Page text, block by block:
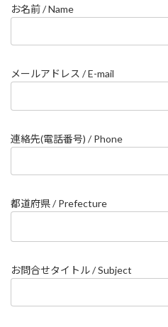
お名前 / Name
メールアドレス / E-mail
連絡先(電話番号) / Phone
都道府県 / Prefecture
お問合せタイトル / Subject